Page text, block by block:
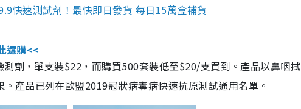
快速測試劑！最快即日發貨 每日15萬盒補貨
選購<<
劑，單支裝$22，而購買500套裝低至$20/支買到。產品以鼻咽
產品已列在歐盟2019冠狀病毒病快速抗原測試通用名單。